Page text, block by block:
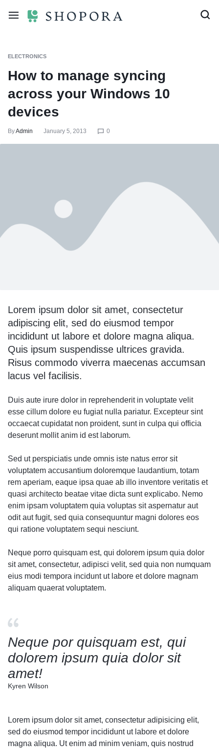
ELECTRONICS
How to manage syncing
across your Windows 10
devices
ByAdmin January 5, 2013 0
Lorem ipsum dolor sit amet, consectetur
adipiscing elit, sed do eiusmod tempor
incididunt ut labore et dolore magna aliqua.
Quis ipsum suspendisse ultrices gravida.
Risus commodo viverra maecenas accumsan
lacus vel facilisis.
Duis aute irure dolor in reprehenderit in voluptate velit
esse cillum dolore eu fugiat nulla pariatur. Excepteur sint
occaecat cupidatat non proident, sunt in culpa qui officia
deserunt mollit anim id est laborum.
Sed ut perspiciatis unde omnis iste natus error sit
voluptatem accusantium doloremque laudantium, totam
rem aperiam, eaque ipsa quae ab illo inventore veritatis et
quasi architecto beatae vitae dicta sunt explicabo. Nemo
enim ipsam voluptatem quia voluptas sit aspernatur aut
odit aut fugit, sed quia consequuntur magni dolores eos
qui ratione voluptatem sequi nesciunt.
Neque porro quisquam est, qui dolorem ipsum quia dolor
sit amet, consectetur, adipisci velit, sed quia non numquam
eius modi tempora incidunt ut labore et dolore magnam
aliquam quaerat voluptatem.
Neque por quisquam est, qui
dolorem ipsum quia dolor sit
amet!
Kyren Wilson
Lorem ipsum dolor sit amet, consectetur adipisicing elit,
sed do eiusmod tempor incididunt ut labore et dolore
magna aliqua. Ut enim ad minim veniam, quis nostrud